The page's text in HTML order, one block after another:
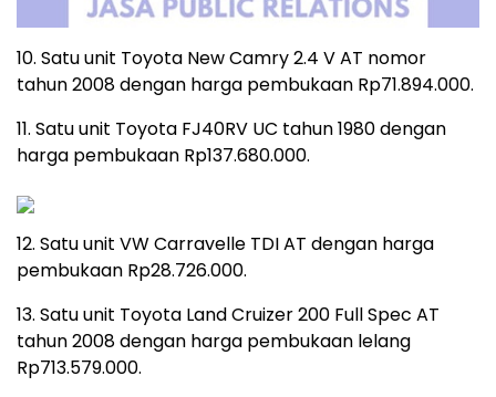
10. Satu unit Toyota New Camry 2.4 V AT nomor
tahun 2008 dengan harga pembukaan Rp71.894.000.
11. Satu unit Toyota FJ40RV UC tahun 1980 dengan
harga pembukaan Rp137.680.000.
12. Satu unit VW Carravelle TDI AT dengan harga
pembukaan Rp28.726.000.
13. Satu unit Toyota Land Cruizer 200 Full Spec AT
tahun 2008 dengan harga pembukaan lelang
Rp713.579.000.